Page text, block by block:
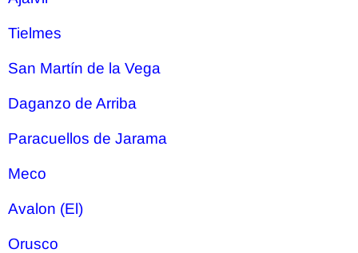
Tielmes
San Martín de la Vega
Daganzo de Arriba
Paracuellos de Jarama
Meco
Avalon (El)
Orusco